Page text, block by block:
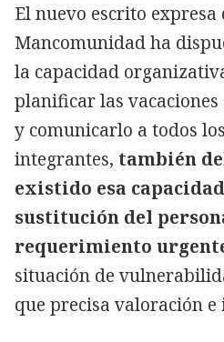
El nuevo escrito expresa
Mancomunidad ha
la capacidad
planificar las
y comunicarlo a todos
integrantes, también
existido esa
sustitución del
requerimiento
situación de
que precisa valoración